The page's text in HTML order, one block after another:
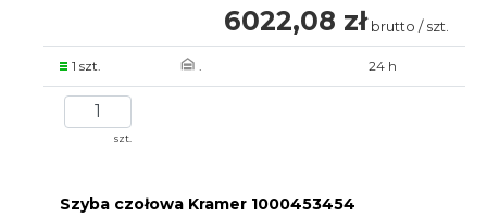
6022,08 zł brutto / szt.
1 szt. . 24 h
szt.
Szyba czołowa Kramer 1000453454